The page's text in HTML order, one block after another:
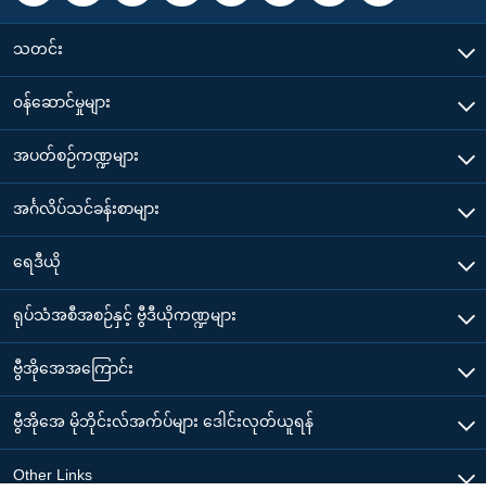
သတင်း
၀န်ဆောင်မှုများ
အပတ်စဉ်ကဏ္ဍများ
အင်္ဂလိပ်သင်ခန်းစာများ
ရေဒီယို
ရုပ်သံအစီအစဉ်နှင့် ဗွီဒီယိုကဏ္ဍများ
ဗွီအိုအေအကြောင်း
ဗွီအိုအေ မိုဘိုင်းလ်အက်ပ်များ ဒေါင်းလုတ်ယူရန်
Other Links